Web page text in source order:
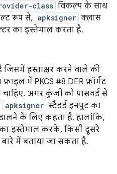
class विकल्प के साथ
रूप से, apksigner क्लास
का इस्तेमाल करता है.
हस्ताक्षर करने वाले की
में PKCS #8 DER फ़ॉर्मैट
अगर कुंजी को पासवर्ड से
apksigner स्टैंडर्ड इनपुट का
के लिए कहता है. हालांकि,
इस्तेमाल करके, किसी दूसरे
में बताया जा सकता है.